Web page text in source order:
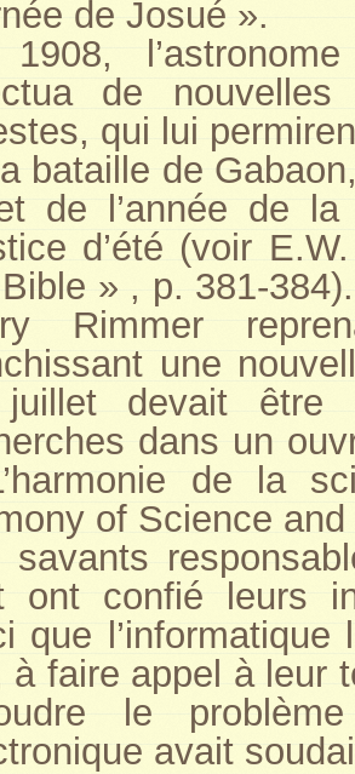
de Josué ».
de
qui lui
bataille de
de l’année de
d’été (voir
» , p. 381-
Rimmer
une
devait
dans un
de la
of Science
savants
ont confié leurs
que
à faire appel à leur
le
avait